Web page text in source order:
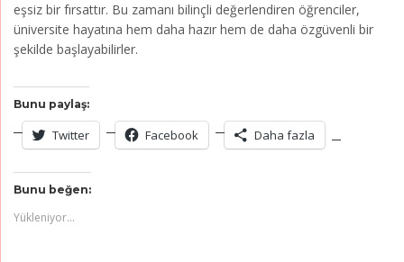
eşsiz bir fırsattır. Bu zamanı bilinçli değerlendiren öğrenciler,
üniversite hayatına hem daha hazır hem de daha özgüvenli bir
şekilde başlayabilirler.
Bunu paylaş:
Twitter Facebook Daha fazla
Bunu beğen:
Yükleniyor...